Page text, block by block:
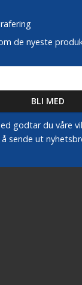
de nyeste
godtar du våre
sende ut